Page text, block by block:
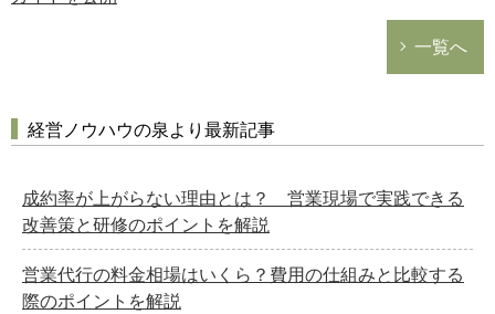
一覧へ
経営ノウハウの泉より最新記事
成約率が上がらない理由とは？ 営業現場で実践できる
改善策と研修のポイントを解説
営業代行の料金相場はいくら？費用の仕組みと比較する
際のポイントを解説